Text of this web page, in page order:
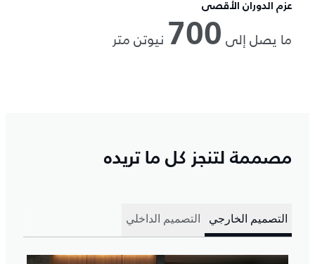
عزم الدوران الأقصى
ما يصل إلى 700 نيوتن متر
مصممة لتنجز كل ما تريده
التصميم الخارجي التصميم الداخلي